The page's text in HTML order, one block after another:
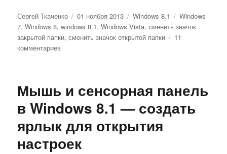
Автор
Сергей Ткаченко Опубликовано
01 ноября 2013 Рубрики
Windows 8.1 Метки
Windows
7,Windows 8,windows 8.1,Windows Vista,сменить значок
закрытой папки,сменить значок открытой папки
11
комментариевк
разные
для
открытой
и
закрытой
Мышь и сенсорная панель
в Windows 8.1 — создать
ярлык для открытия
настроек